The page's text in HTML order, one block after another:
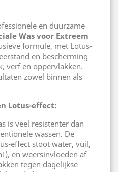
en duurzame
Was voor Extreem
formule, met Lotus-
en bescherming
verf en oppervlakken.
zowel binnen als
Lotus-effect:
is veel resistenter dan
wassen. De
effect stoot water, vuil,
en weersinvloeden af
tegen dagelijkse